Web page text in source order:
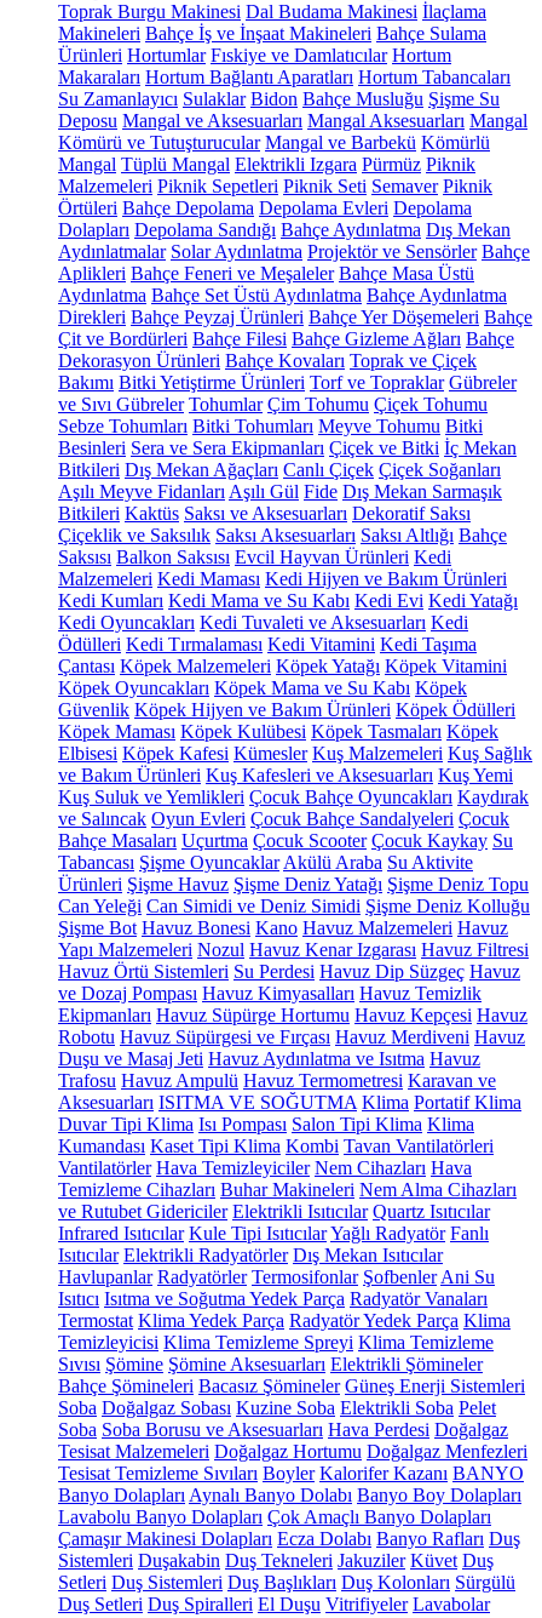
Toprak Burgu Makinesi Dal Budama Makinesi İlaçlama
Makineleri Bahçe İş ve İnşaat Makineleri Bahçe Sulama
Ürünleri Hortumlar Fıskiye ve Damlatıcılar Hortum
Makaraları Hortum Bağlantı Aparatları Hortum Tabancaları
Su Zamanlayıcı Sulaklar Bidon Bahçe Musluğu Şişme Su
Deposu Mangal ve Aksesuarları Mangal Aksesuarları Mangal
Kömürü ve Tutuşturucular Mangal ve Barbekü Kömürlü
Mangal Tüplü Mangal Elektrikli Izgara Pürmüz Piknik
Malzemeleri Piknik Sepetleri Piknik Seti Semaver Piknik
Örtüleri Bahçe Depolama Depolama Evleri Depolama
Dolapları Depolama Sandığı Bahçe Aydınlatma Dış Mekan
Aydınlatmalar Solar Aydınlatma Projektör ve Sensörler Bahçe
Aplikleri Bahçe Feneri ve Meşaleler Bahçe Masa Üstü
Aydınlatma Bahçe Set Üstü Aydınlatma Bahçe Aydınlatma
Direkleri Bahçe Peyzaj Ürünleri Bahçe Yer Döşemeleri Bahçe
Çit ve Bordürleri Bahçe Filesi Bahçe Gizleme Ağları Bahçe
Dekorasyon Ürünleri Bahçe Kovaları Toprak ve Çiçek
Bakımı Bitki Yetiştirme Ürünleri Torf ve Topraklar Gübreler
ve Sıvı Gübreler Tohumlar Çim Tohumu Çiçek Tohumu
Sebze Tohumları Bitki Tohumları Meyve Tohumu Bitki
Besinleri Sera ve Sera Ekipmanları Çiçek ve Bitki İç Mekan
Bitkileri Dış Mekan Ağaçları Canlı Çiçek Çiçek Soğanları
Aşılı Meyve Fidanları Aşılı Gül Fide Dış Mekan Sarmaşık
Bitkileri Kaktüs Saksı ve Aksesuarları Dekoratif Saksı
Çiçeklik ve Saksılık Saksı Aksesuarları Saksı Altlığı Bahçe
Saksısı Balkon Saksısı Evcil Hayvan Ürünleri Kedi
Malzemeleri Kedi Maması Kedi Hijyen ve Bakım Ürünleri
Kedi Kumları Kedi Mama ve Su Kabı Kedi Evi Kedi Yatağı
Kedi Oyuncakları Kedi Tuvaleti ve Aksesuarları Kedi
Ödülleri Kedi Tırmalaması Kedi Vitamini Kedi Taşıma
Çantası Köpek Malzemeleri Köpek Yatağı Köpek Vitamini
Köpek Oyuncakları Köpek Mama ve Su Kabı Köpek
Güvenlik Köpek Hijyen ve Bakım Ürünleri Köpek Ödülleri
Köpek Maması Köpek Kulübesi Köpek Tasmaları Köpek
Elbisesi Köpek Kafesi Kümesler Kuş Malzemeleri Kuş Sağlık
ve Bakım Ürünleri Kuş Kafesleri ve Aksesuarları Kuş Yemi
Kuş Suluk ve Yemlikleri Çocuk Bahçe Oyuncakları Kaydırak
ve Salıncak Oyun Evleri Çocuk Bahçe Sandalyeleri Çocuk
Bahçe Masaları Uçurtma Çocuk Scooter Çocuk Kaykay Su
Tabancası Şişme Oyuncaklar Akülü Araba Su Aktivite
Ürünleri Şişme Havuz Şişme Deniz Yatağı Şişme Deniz Topu
Can Yeleği Can Simidi ve Deniz Simidi Şişme Deniz Kolluğu
Şişme Bot Havuz Bonesi Kano Havuz Malzemeleri Havuz
Yapı Malzemeleri Nozul Havuz Kenar Izgarası Havuz Filtresi
Havuz Örtü Sistemleri Su Perdesi Havuz Dip Süzgeç Havuz
ve Dozaj Pompası Havuz Kimyasalları Havuz Temizlik
Ekipmanları Havuz Süpürge Hortumu Havuz Kepçesi Havuz
Robotu Havuz Süpürgesi ve Fırçası Havuz Merdiveni Havuz
Duşu ve Masaj Jeti Havuz Aydınlatma ve Isıtma Havuz
Trafosu Havuz Ampulü Havuz Termometresi Karavan ve
Aksesuarları ISITMA VE SOĞUTMA Klima Portatif Klima
Duvar Tipi Klima Isı Pompası Salon Tipi Klima Klima
Kumandası Kaset Tipi Klima Kombi Tavan Vantilatörleri
Vantilatörler Hava Temizleyiciler Nem Cihazları Hava
Temizleme Cihazları Buhar Makineleri Nem Alma Cihazları
ve Rutubet Gidericiler Elektrikli Isıtıcılar Quartz Isıtıcılar
Infrared Isıtıcılar Kule Tipi IsıtıcılarYağlı Radyatör Fanlı
Isıtıcılar Elektrikli Radyatörler Dış Mekan Isıtıcılar
Havlupanlar Radyatörler Termosifonlar Şofbenler Ani Su
Isıtıcı Isıtma ve Soğutma Yedek Parça Radyatör Vanaları
Termostat Klima Yedek Parça Radyatör Yedek Parça Klima
Temizleyicisi Klima Temizleme Spreyi Klima Temizleme
Sıvısı Şömine Şömine Aksesuarları Elektrikli Şömineler
Bahçe Şömineleri Bacasız Şömineler Güneş Enerji Sistemleri
Soba Doğalgaz Sobası Kuzine Soba Elektrikli Soba Pelet
Soba Soba Borusu ve Aksesuarları Hava Perdesi Doğalgaz
Tesisat Malzemeleri Doğalgaz Hortumu Doğalgaz Menfezleri
Tesisat Temizleme Sıvıları Boyler Kalorifer Kazanı BANYO
Banyo Dolapları Aynalı Banyo Dolabı Banyo Boy Dolapları
Lavabolu Banyo Dolapları Çok Amaçlı Banyo Dolapları
Çamaşır Makinesi Dolapları Ecza Dolabı Banyo Rafları Duş
Sistemleri Duşakabin Duş Tekneleri Jakuziler Küvet Duş
Setleri Duş Sistemleri Duş Başlıkları Duş Kolonları Sürgülü
Duş Setleri Duş Spiralleri El Duşu Vitrifiyeler Lavabolar